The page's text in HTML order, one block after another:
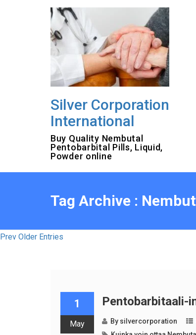
Silver Corporation
International
Buy Quality Nembutal
Pentobarbital Pills, Liquid,
Powder online
Tag Archive :
Prev Older Entries
1
May
Pentobarbitaali-
By silvercorporation